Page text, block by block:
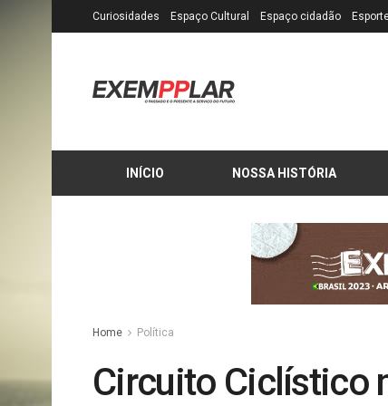
Curiosidades Espaço Cultural Espaço cidadão
INÍCIO NOSSA HISTÓRIA
Home Política
Circuito Ciclístico